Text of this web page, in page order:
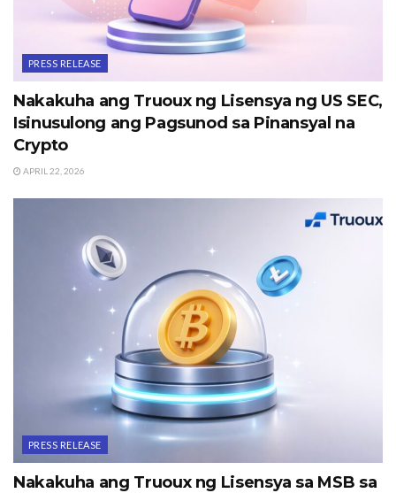
PRESS RELEASE
Nakakuha ang Truoux ng Lisensya ng US SEC,
Isinusulong ang Pagsunod sa Pinansyal na
Crypto
APRIL 22, 2026
PRESS RELEASE
Nakakuha ang Truoux ng Lisensya sa MSB sa